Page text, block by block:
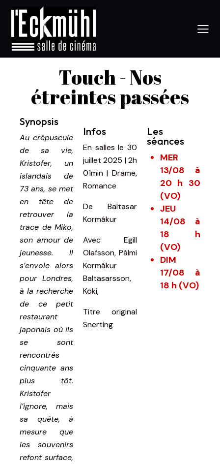
Touch - Nos
étreintes passées
Synopsis
Au crépuscule
de sa vie,
Kristofer, un
islandais de
73 ans, se met
en tête de
retrouver la
trace de Miko,
son amour de
jeunesse. Il
s’envole alors
pour Londres,
à la recherche
de ce petit
restaurant
japonais où ils
se sont
rencontrés
cinquante ans
plus tôt.
Kristofer
l’ignore, mais
sa quête, à
mesure que
les souvenirs
refont surface,
Infos
En salles le 30
juillet 2025 | 2h
01min | Drame,
Romance
De Baltasar
Kormákur
Avec Egill
Olafsson, Pálmi
Kormákur
Baltasarsson,
Kōki,
Titre original
Snerting
Les
séances
MER
13/08 à
20 h 30
(VO)
JEU
14/08 à
18 h
(VO)
DIM
17/08 à
18 h (VO)